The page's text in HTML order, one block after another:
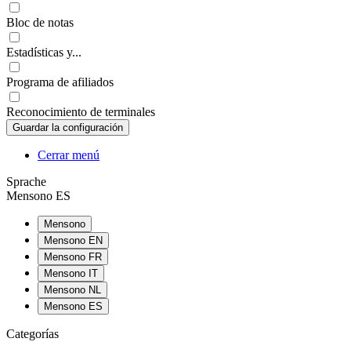
Bloc de notas
Estadísticas y...
Programa de afiliados
Reconocimiento de terminales
Cerrar menú
Sprache
Mensono ES
Mensono
Mensono EN
Mensono FR
Mensono IT
Mensono NL
Mensono ES
Categorías